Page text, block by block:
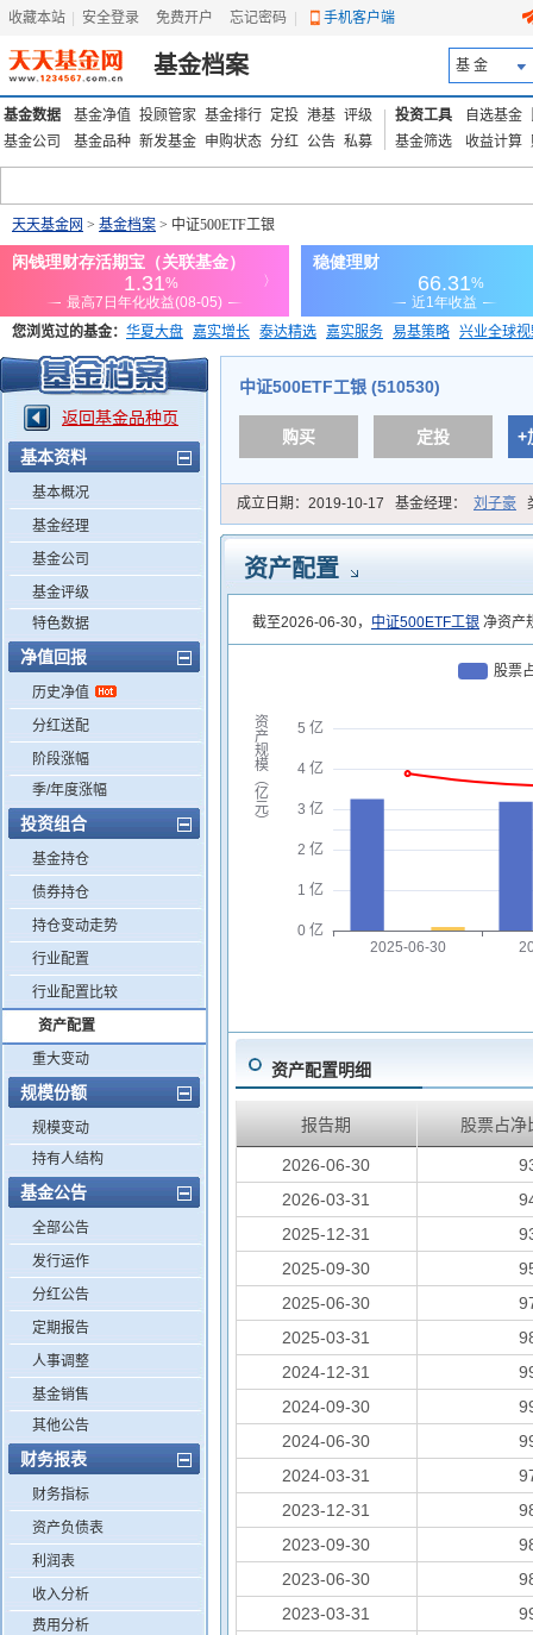
收藏本站 安全登录 免费开户 忘记密码 手机客户端
基金档案 基 金
基金数据 基金净值 投顾管家 基金排行 定投 港基 评级
基金公司
基金品种 新发基金 申购状态 分红 公告 私募
投资工具 自选基金
基金筛选
收益计算
天天基金网 > 基金档案 > 中证500ETF工银
您浏览过的基金： 华夏大盘 嘉实增长 泰达精选 嘉实服务 易基策略 兴业全球
添富优势 华安宏利 上证180价值ETF
返回基金品种页
基本资料
基本概况
基金经理
基金公司
基金评级
特色数据
净值回报
历史净值
分红送配
阶段涨幅
季/年度涨幅
投资组合
基金持仓
债券持仓
持仓变动走势
行业配置
行业配置比较
资产配置
重大变动
规模份额
规模变动
持有人结构
基金公告
全部公告
发行运作
分红公告
定期报告
人事调整
基金销售
其他公告
财务报表
财务指标
资产负债表
利润表
收入分析
费用分析
中证500ETF工银 (510530)
购买 定投 +
成立日期： 2019-10-17 基金经理： 刘子豪
资产配置
截至2026-06-30， 中证500ETF工银 净资产
资
产
规
模
︵
亿
元
︶
0 亿
1 亿
2 亿
3 亿
4 亿
5 亿
2025-06-30
股票
资产配置明细
报告期 股票占净
2026-06-30
2026-03-31
2025-12-31
2025-09-30
2025-06-30
2025-03-31
2024-12-31
2024-09-30
2024-06-30
2024-03-31
2023-12-31
2023-09-30
2023-06-30
2023-03-31